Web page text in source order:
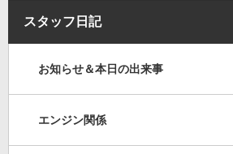
スタッフ日記
お知らせ＆本日の出来事
エンジン関係